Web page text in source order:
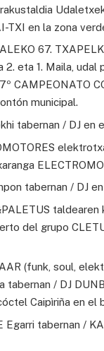
TXI en la zona
67.
2. eta 1. Maila, udal
CAMPEONATO
municipal.
tabernan / DJ en
tabernan / DJ
taldearen
del grupo
(funk, soul,
tabernan / DJ
Caipìriña en el
Egarri tabernan /